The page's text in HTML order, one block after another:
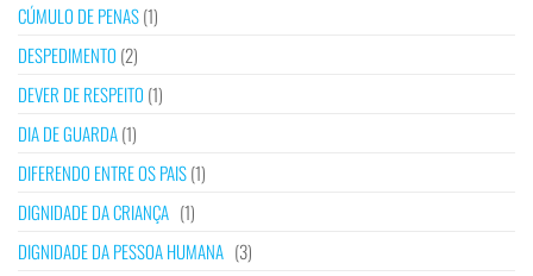
CÚMULO DE PENAS(1)
DESPEDIMENTO (2)
DEVER DE RESPEITO (1)
DIA DE GUARDA(1)
DIFERENDO ENTRE OS PAIS(1)
DIGNIDADE DA CRIANÇA (1)
DIGNIDADE DA PESSOA HUMANA (3)